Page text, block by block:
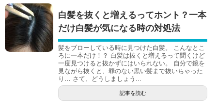
白髪を抜くと増えるってホント？一本
だけ白髪が気になる時の対処法
髪をブローしている時に見つけた白髪。 こんなとこ
ろに一本だけ！？ 白髪は抜くと増えるって聞くけど
一度見つけると抜かずにはいられない。 自分で鏡を
見ながら抜くと、罪のない黒い髪まで抜いちゃった
り… さて、どうしましょう...
記事を読む